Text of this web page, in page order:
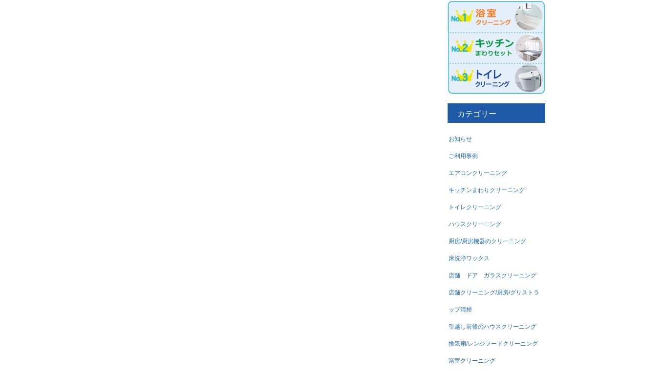
カテゴリー
お知らせ
ご利用事例
エアコンクリーニング
キッチンまわりクリーニング
トイレクリーニング
ハウスクリーニング
厨房/厨房機器のクリーニング
床洗浄ワックス
店舗 ドア ガラスクリーニング
店舗クリーニング/厨房/グリストラ
ップ清掃
引越し前後のハウスクリーニング
換気扇/レンジフードクリーニング
浴室クリーニング